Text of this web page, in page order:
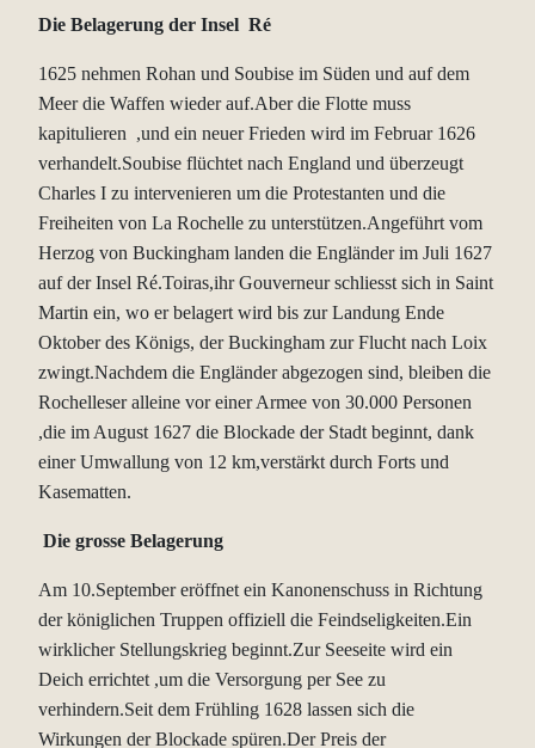
Die Belagerung der Insel Ré
1625 nehmen Rohan und Soubise im Süden und auf dem
Meer die Waffen wieder auf.Aber die Flotte muss
kapitulieren ,und ein neuer Frieden wird im Februar 1626
verhandelt.Soubise flüchtet nach England und überzeugt
Charles I zu intervenieren um die Protestanten und die
Freiheiten von La Rochelle zu unterstützen.Angeführt vom
Herzog von Buckingham landen die Engländer im Juli 1627
auf der Insel Ré.Toiras,ihr Gouverneur schliesst sich in Saint
Martin ein, wo er belagert wird bis zur Landung Ende
Oktober des Königs, der Buckingham zur Flucht nach Loix
zwingt.Nachdem die Engländer abgezogen sind, bleiben die
Rochelleser alleine vor einer Armee von 30.000 Personen
,die im August 1627 die Blockade der Stadt beginnt, dank
einer Umwallung von 12 km,verstärkt durch Forts und
Kasematten.
Die grosse Belagerung
Am 10.September eröffnet ein Kanonenschuss in Richtung
der königlichen Truppen offiziell die Feindseligkeiten.Ein
wirklicher Stellungskrieg beginnt.Zur Seeseite wird ein
Deich errichtet ,um die Versorgung per See zu
verhindern.Seit dem Frühling 1628 lassen sich die
Wirkungen der Blockade spüren.Der Preis der